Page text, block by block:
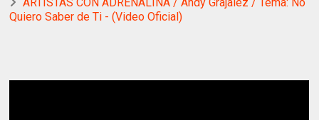
Quiero Saber de Ti - (Video Oficial)